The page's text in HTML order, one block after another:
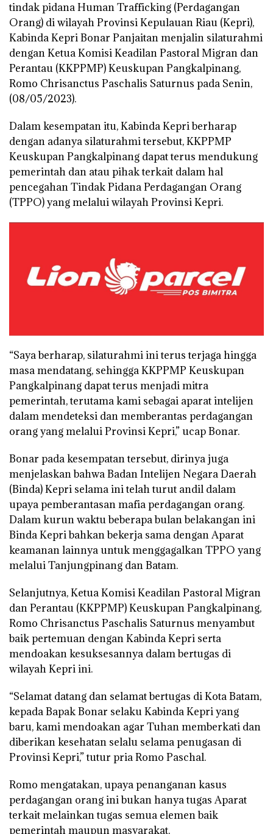
tindak pidana Human Trafficking (Perdagangan
Orang) di wilayah Provinsi Kepulauan Riau (Kepri),
Kabinda Kepri Bonar Panjaitan menjalin silaturahmi
dengan Ketua Komisi Keadilan Pastoral Migran dan
Perantau (KKPPMP) Keuskupan Pangkalpinang,
Romo Chrisanctus Paschalis Saturnus pada Senin,
(08/05/2023).
Dalam kesempatan itu, Kabinda Kepri berharap
dengan adanya silaturahmi tersebut, KKPPMP
Keuskupan Pangkalpinang dapat terus mendukung
pemerintah dan atau pihak terkait dalam hal
pencegahan Tindak Pidana Perdagangan Orang
(TPPO) yang melalui wilayah Provinsi Kepri.
“Saya berharap, silaturahmi ini terus terjaga hingga
masa mendatang, sehingga KKPPMP Keuskupan
Pangkalpinang dapat terus menjadi mitra
pemerintah, terutama kami sebagai aparat intelijen
dalam mendeteksi dan memberantas perdagangan
orang yang melalui Provinsi Kepri,” ucap Bonar.
Bonar pada kesempatan tersebut, dirinya juga
menjelaskan bahwa Badan Intelijen Negara Daerah
(Binda) Kepri selama ini telah turut andil dalam
upaya pemberantasan mafia perdagangan orang.
Dalam kurun waktu beberapa bulan belakangan ini
Binda Kepri bahkan bekerja sama dengan Aparat
keamanan lainnya untuk menggagalkan TPPO yang
melalui Tanjungpinang dan Batam.
Selanjutnya, Ketua Komisi Keadilan Pastoral Migran
dan Perantau (KKPPMP) Keuskupan Pangkalpinang,
Romo Chrisanctus Paschalis Saturnus menyambut
baik pertemuan dengan Kabinda Kepri serta
mendoakan kesuksesannya dalam bertugas di
wilayah Kepri ini.
“Selamat datang dan selamat bertugas di Kota Batam,
kepada Bapak Bonar selaku Kabinda Kepri yang
baru, kami mendoakan agar Tuhan memberkati dan
diberikan kesehatan selalu selama penugasan di
Provinsi Kepri,” tutur pria Romo Paschal.
Romo mengatakan, upaya penanganan kasus
perdagangan orang ini bukan hanya tugas Aparat
terkait melainkan tugas semua elemen baik
pemerintah maupun masyarakat.